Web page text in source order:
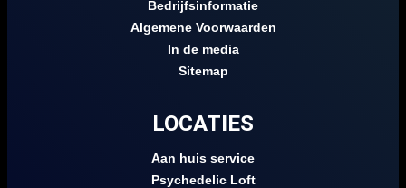
Bedrijfsinformatie
Algemene Voorwaarden
In de media
Sitemap
LOCATIES
Aan huis service
Psychedelic Loft